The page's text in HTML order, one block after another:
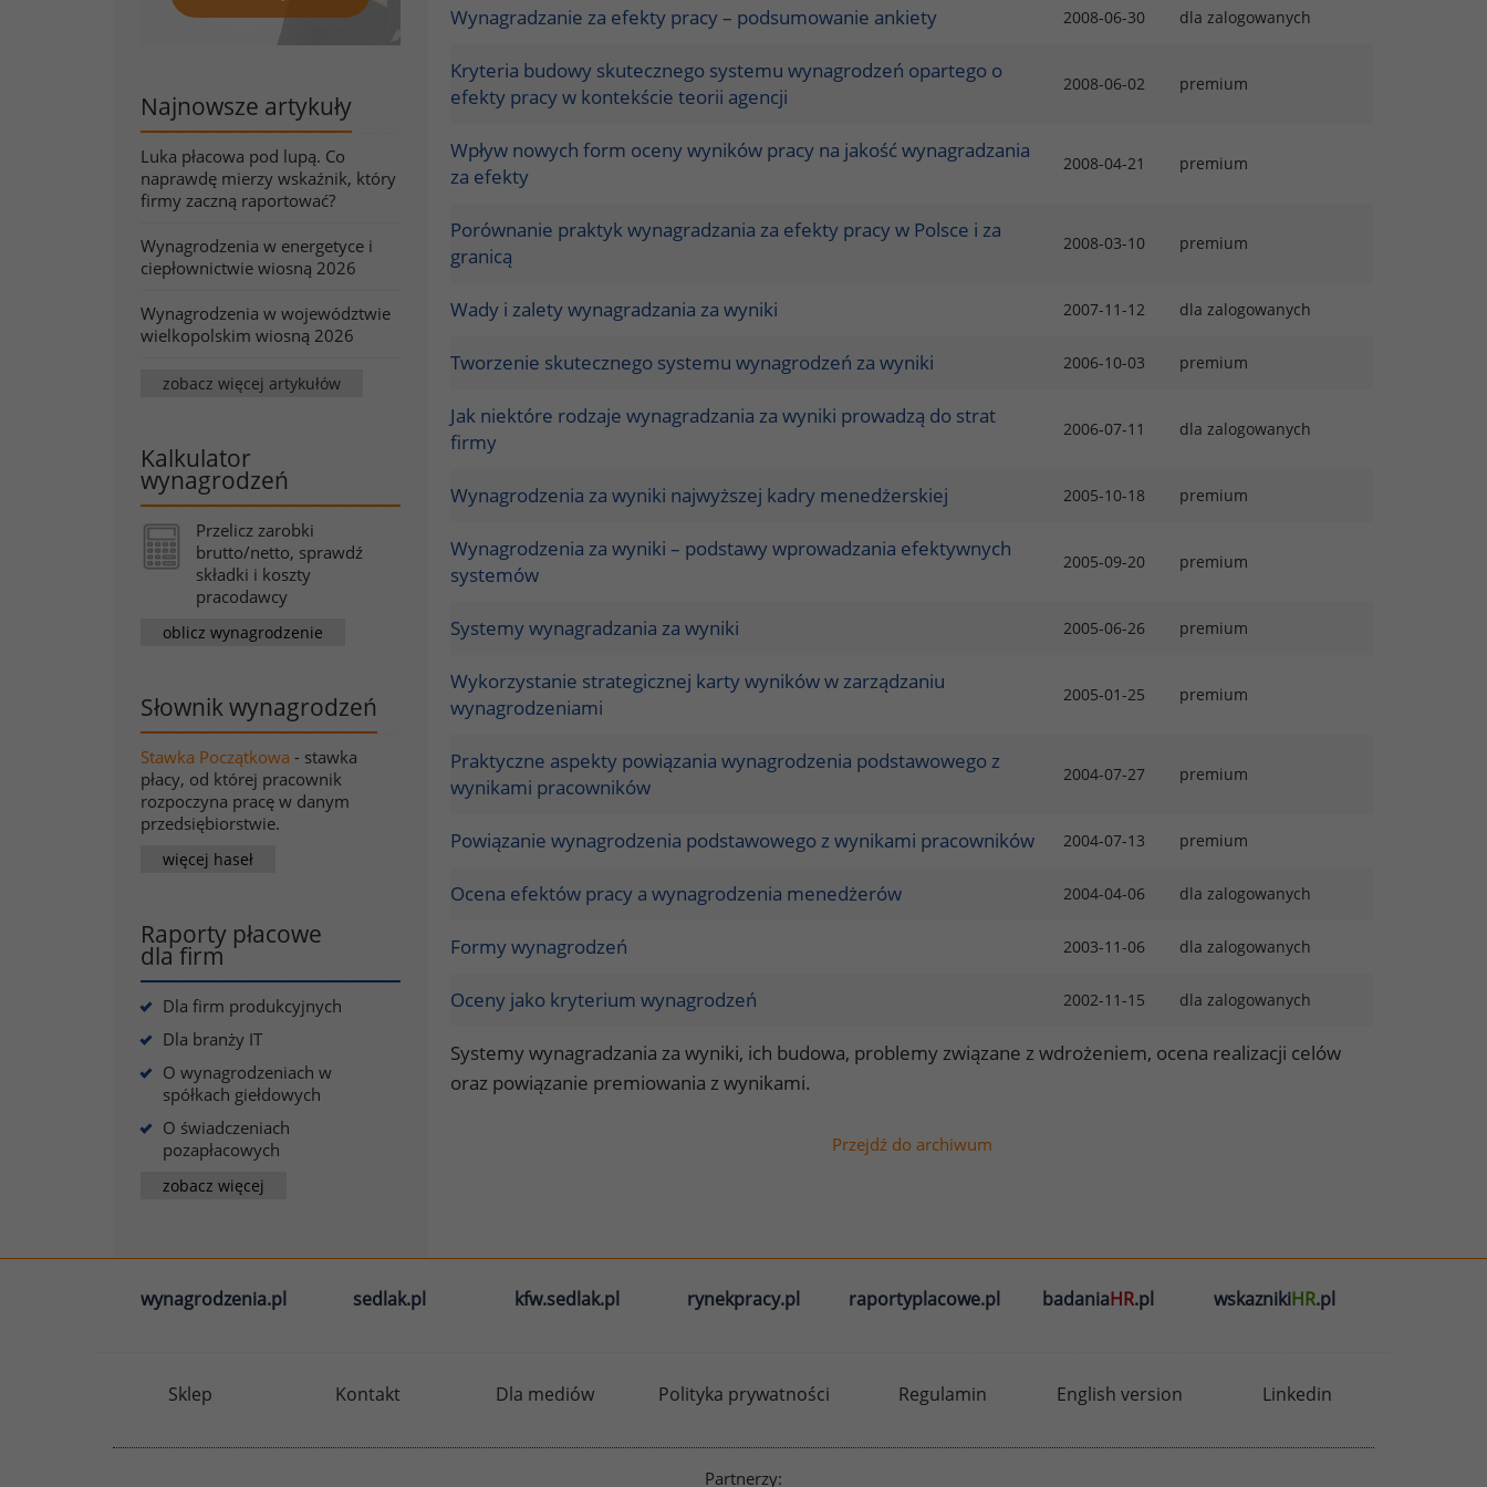
Najnowsze artykuły
Luka płacowa pod lupą. Co
naprawdę mierzy wskaźnik, który
firmy zaczną raportować?
Wynagrodzenia w energetyce i
ciepłownictwie wiosną 2026
Wynagrodzenia w województwie
wielkopolskim wiosną 2026
zobacz więcej artykułów
Kalkulator
wynagrodzeń
Przelicz zarobki
brutto/netto, sprawdź
składki i koszty
pracodawcy
oblicz wynagrodzenie
Słownik wynagrodzeń
Stawka Początkowa - stawka
płacy, od której pracownik
rozpoczyna pracę w danym
przedsiębiorstwie.
więcej haseł
Raporty płacowe
dla firm
Dla firm produkcyjnych
Dla branży IT
O wynagrodzeniach w
spółkach giełdowych
O świadczeniach
pozapłacowych
zobacz więcej
Wynagradzanie za efekty pracy – podsumowanie ankiety 2008-06-30 dla zalogowanych
Kryteria budowy skutecznego systemu wynagrodzeń opartego o
efekty pracy w kontekście teorii agencji
2008-06-02 premium
Wpływ nowych form oceny wyników pracy na jakość wynagradzania
za efekty
2008-04-21 premium
Porównanie praktyk wynagradzania za efekty pracy w Polsce i za
granicą
2008-03-10 premium
Wady i zalety wynagradzania za wyniki 2007-11-12 dla zalogowanych
Tworzenie skutecznego systemu wynagrodzeń za wyniki 2006-10-03 premium
Jak niektóre rodzaje wynagradzania za wyniki prowadzą do strat
firmy
2006-07-11 dla zalogowanych
Wynagrodzenia za wyniki najwyższej kadry menedżerskiej 2005-10-18 premium
Wynagrodzenia za wyniki – podstawy wprowadzania efektywnych
systemów
2005-09-20 premium
Systemy wynagradzania za wyniki 2005-06-26 premium
Wykorzystanie strategicznej karty wyników w zarządzaniu
wynagrodzeniami
2005-01-25 premium
Praktyczne aspekty powiązania wynagrodzenia podstawowego z
wynikami pracowników
2004-07-27 premium
Powiązanie wynagrodzenia podstawowego z wynikami pracowników 2004-07-13 premium
Ocena efektów pracy a wynagrodzenia menedżerów 2004-04-06 dla zalogowanych
Formy wynagrodzeń 2003-11-06 dla zalogowanych
Oceny jako kryterium wynagrodzeń 2002-11-15 dla zalogowanych
Systemy wynagradzania za wyniki, ich budowa, problemy związane z wdrożeniem, ocena realizacji celów
oraz powiązanie premiowania z wynikami.
Przejdź do archiwum
wynagrodzenia.pl sedlak.pl kfw.sedlak.pl rynekpracy.pl raportyplacowe.pl badaniaHR.pl wskaznikiHR.pl
Sklep Kontakt Dla mediów Polityka prywatności Regulamin English version Linkedin
Partnerzy: